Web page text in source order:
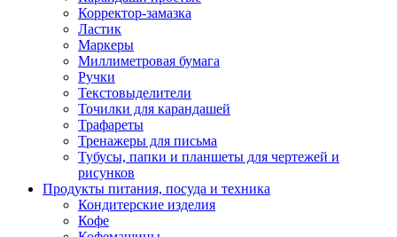
Корректор-замазка
Ластик
Маркеры
Миллиметровая бумага
Ручки
Текстовыделители
Точилки для карандашей
Трафареты
Тренажеры для письма
Тубусы, папки и планшеты для чертежей и
рисунков
Продукты питания, посуда и техника
Кондитерские изделия
Кофе